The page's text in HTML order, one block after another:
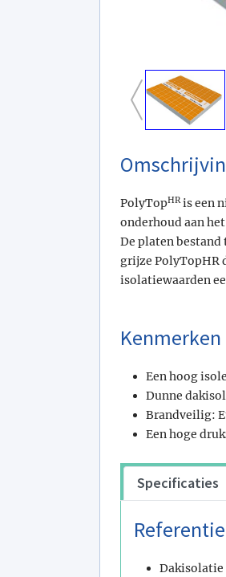
PolyTopHRis een
onderhoud aan
De platen bestand
grijze PolyTopHR
isolatiewaarden
Kenmerken
Een hoog
Dunne
Brandveilig:
Een hoge
Specificaties
Dakisolatie